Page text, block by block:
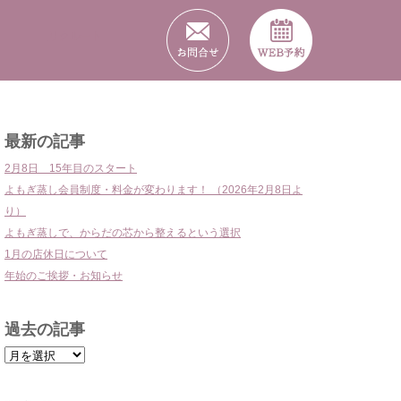
最新の記事
2月8日 15年目のスタート
よもぎ蒸し会員制度・料金が変わります！ （2026年2月8日よ
り）
よもぎ蒸しで、からだの芯から整えるという選択
1月の店休日について
年始のご挨拶・お知らせ
過去の記事
過
の